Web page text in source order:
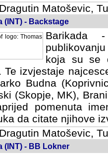
Matoševic,
(INT) - Backstage
Barikada
koja su se
Te izvjestaje
Budna
(Skopje, MK),
pomenuta
da citate njihove
Matoševic,
(INT) - BB Lokner